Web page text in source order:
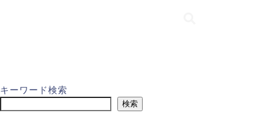
キーワード検索
検索